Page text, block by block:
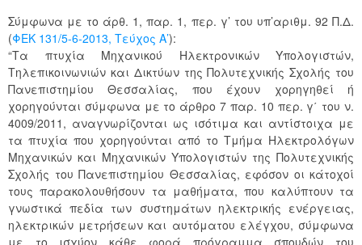
Σύμφωνα με το άρθ. 1, παρ. 1, περ. γ’ του υπ’αριθμ. 92 Π.Δ.
(ΦΕΚ 131/5-6-2013, Τεύχος Α’):
“Τα πτυχία Μηχανικού Ηλεκτρονικών Υπολογιστών,
Τηλεπικοινωνιών και Δικτύων της Πολυτεχνικής Σχολής του
Πανεπιστημίου Θεσσαλίας, που έχουν χορηγηθεί ή
χορηγούνται σύμφωνα με το άρθρο 7 παρ. 10 περ. γ΄ του ν.
4009/2011, αναγνωρίζονται ως ισότιμα και αντίστοιχα με
τα πτυχία που χορηγούνται από το Τμήμα Ηλεκτρολόγων
Μηχανικών και Μηχανικών Υπολογιστών της Πολυτεχνικής
Σχολής του Πανεπιστημίου Θεσσαλίας, εφόσον οι κάτοχοί
τους παρακολουθήσουν τα μαθήματα, που καλύπτουν τα
γνωστικά πεδία των συστημάτων ηλεκτρικής ενέργειας,
ηλεκτρικών μετρήσεων και αυτόματου ελέγχου, σύμφωνα
με το ισχύον κάθε φορά πρόγραμμα σπουδών του